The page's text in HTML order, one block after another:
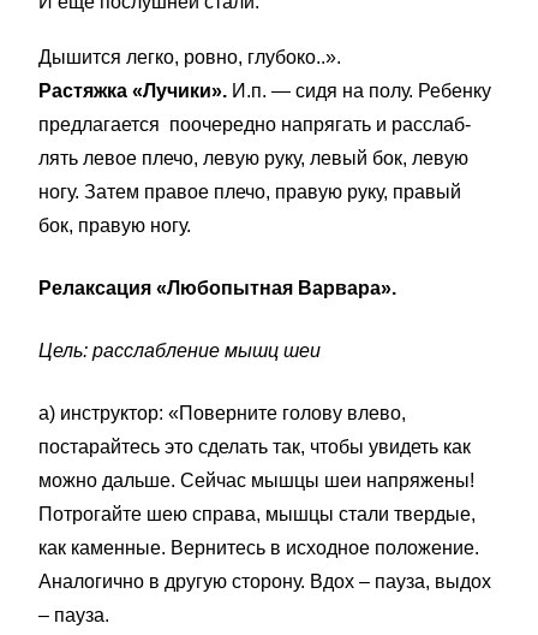
Дышится легко, ровно, глубоко..».
Растяжка «Лучики». И.п. — сидя на полу. Ребенку
предлагается поочередно напрягать и расслаб­
лять левое плечо, левую руку, левый бок, левую
ногу. За­тем правое плечо, правую руку, правый
бок, правую ногу.
Релаксация «Любопытная Варвара».
Цель: расслабление мышц шеи
а) инструктор: «Поверните голову влево,
постарайтесь это сделать так, чтобы увидеть как
можно дальше. Сейчас мышцы шеи напряжены!
Потрогайте шею справа, мышцы стали твердые,
как каменные. Вернитесь в исходное положение.
Аналогично в другую сторону. Вдох – пауза, выдох
– пауза.